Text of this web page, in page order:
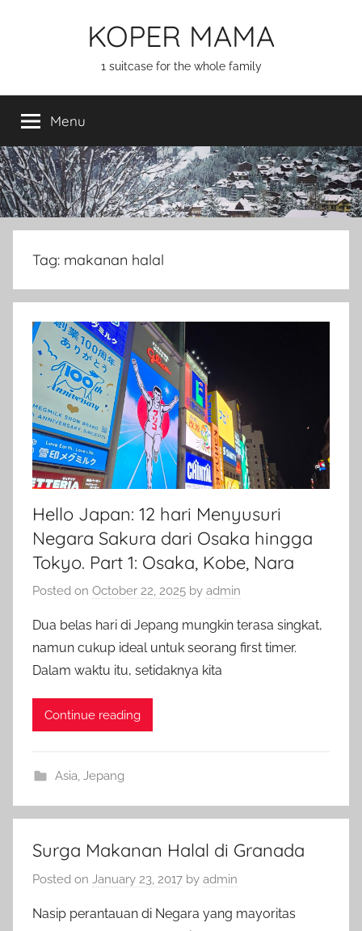
KOPER MAMA
1 suitcase for the whole family
Menu
Tag: makanan halal
Hello Japan: 12 hari Menyusuri
Negara Sakura dari Osaka hingga
Tokyo. Part 1: Osaka, Kobe, Nara
Posted on October 22, 2025 by admin
Dua belas hari di Jepang mungkin terasa singkat,
namun cukup ideal untuk seorang first timer.
Dalam waktu itu, setidaknya kita
Continue reading
Asia, Jepang
Surga Makanan Halal di Granada
Posted on January 23, 2017 by admin
Nasip perantauan di Negara yang mayoritas